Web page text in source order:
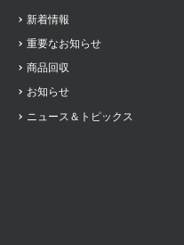
新着情報
重要なお知らせ
商品回収
お知らせ
ニュース＆トピックス